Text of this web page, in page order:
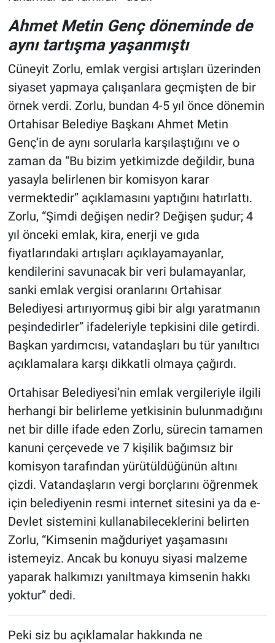
Ahmet Metin Genç döneminde de
aynı tartışma yaşanmıştı
Cüneyit Zorlu, emlak vergisi artışları üzerinden
siyaset yapmaya çalışanlara geçmişten de bir
örnek verdi. Zorlu, bundan 4-5 yıl önce dönemin
Ortahisar Belediye Başkanı Ahmet Metin
Genç’in de aynı sorularla karşılaştığını ve o
zaman da “Bu bizim yetkimizde değildir, buna
yasayla belirlenen bir komisyon karar
vermektedir” açıklamasını yaptığını hatırlattı.
Zorlu, “Şimdi değişen nedir? Değişen şudur; 4
yıl önceki emlak, kira, enerji ve gıda
fiyatlarındaki artışları açıklayamayanlar,
kendilerini savunacak bir veri bulamayanlar,
sanki emlak vergisi oranlarını Ortahisar
Belediyesi artırıyormuş gibi bir algı yaratmanın
peşindedirler” ifadeleriyle tepkisini dile getirdi.
Başkan yardımcısı, vatandaşları bu tür yanıltıcı
açıklamalara karşı dikkatli olmaya çağırdı.
Ortahisar Belediyesi’nin emlak vergileriyle ilgili
herhangi bir belirleme yetkisinin bulunmadığını
net bir dille ifade eden Zorlu, sürecin tamamen
kanuni çerçevede ve 7 kişilik bağımsız bir
komisyon tarafından yürütüldüğünün altını
çizdi. Vatandaşların vergi borçlarını öğrenmek
için belediyenin resmi internet sitesini ya da e-
Devlet sistemini kullanabileceklerini belirten
Zorlu, “Kimsenin mağduriyet yaşamasını
istemeyiz. Ancak bu konuyu siyasi malzeme
yaparak halkımızı yanıltmaya kimsenin hakkı
yoktur” dedi.
Peki siz bu açıklamalar hakkında ne